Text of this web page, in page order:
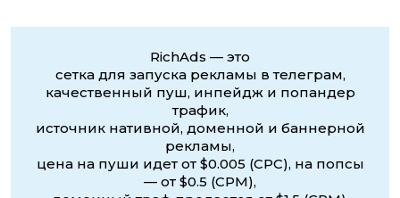
RichAds — это
сетка для запуска рекламы в телеграм,
качественный пуш, инпейдж и попандер
трафик,
источник нативной, доменной и баннерной
рекламы,
цена на пуши идет от $0.005 (CPC), на попсы
— от $0.5 (CPM),